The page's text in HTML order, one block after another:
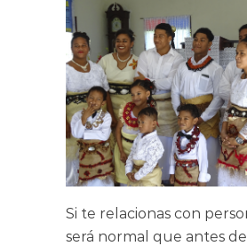
Si te relacionas con
será normal que antes